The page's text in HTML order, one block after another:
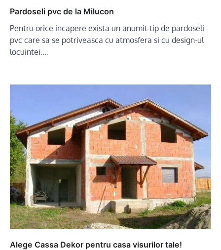
Pardoseli pvc de la Milucon
Pentru orice incapere exista un anumit tip de pardoseli
pvc care sa se potriveasca cu atmosfera si cu design-ul
locuintei.…
Alege Cassa Dekor pentru casa visurilor tale!